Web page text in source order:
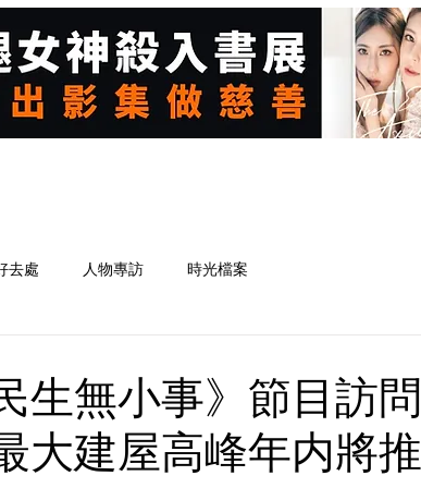
去處 人物專訪 時光檔案
生無小事》節目訪問
大建屋高峰年内將推